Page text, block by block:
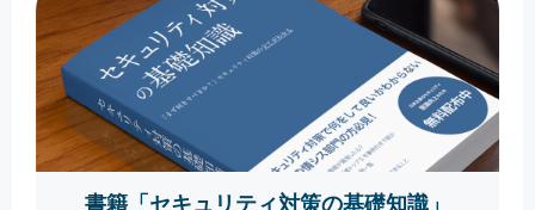
書籍「セキュリティ対策の基礎知識」